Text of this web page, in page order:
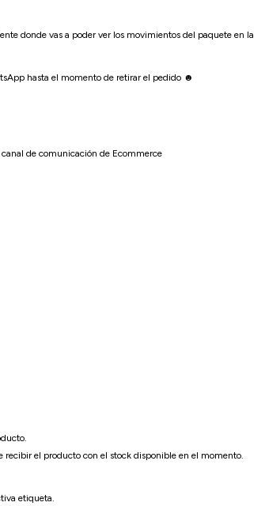
donde vas a poder ver los movimientos del paquete en la
hasta el momento de retirar el pedido ☻
de comunicación de Ecommerce
recibir el producto con el stock disponible en el momento.
etiqueta.